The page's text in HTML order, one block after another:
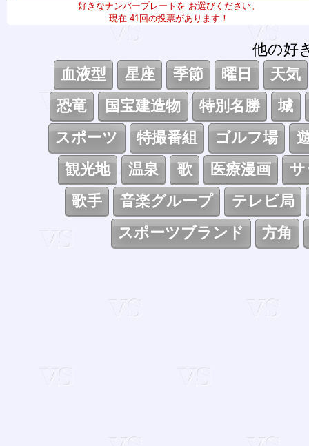
好きなナンバープレートを お選びください。
現在 41回の投票があります！
他の好
血液型
星座 季節 曜日
天気
恐竜
国宝建造物 特別名勝
城
スポーツ
特撮番組 ゴルフ場
観光地
温泉 歌 医療漫画
サ
歌手
音楽グループ
テレビ局
スポーツブランド
方角